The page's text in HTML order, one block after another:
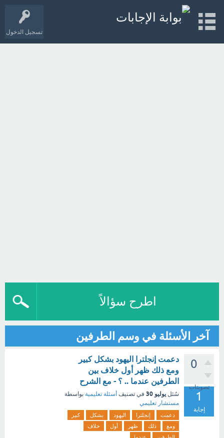
تسجيل الدخول
اطرح سؤالاً
آخر الأسئلة في وسم الطرفين
0
تصويتات
1
إجابة
دعمت إنجلترا اليهود بشكل كبير
ومع ذلك ظهر أول خلاف بين
الطرفين عندما .. ؟ - مع الشرح
سُئل يوليو 30 في تصنيف أسئلة تعليمية بواسطة
مستشار تعليمي
دعمت إنجلترا اليهود بشكل
كبير
ومع
ذلك ظهر أول
خلاف